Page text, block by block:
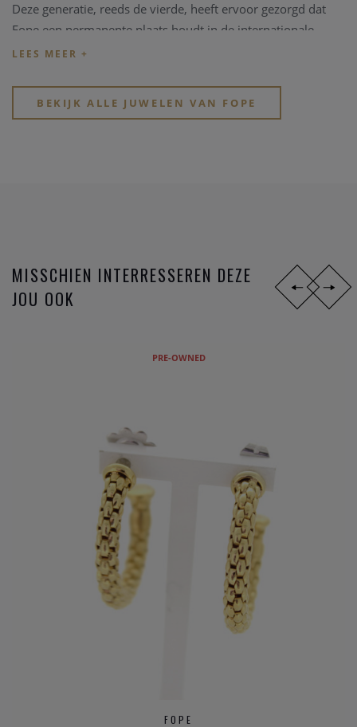
Deze generatie, reeds de vierde, heeft ervoor gezorgd dat
Fope een permanente plaats houdt in de internationale
markt van juwelen en er uitspringt als een van de symbolen
De productie bevindt zich nog altijd in Vicenza, Italië, niet ver
van het originele complex waar Fope begonnen is.
BEKIJK ALLE JUWELEN VAN FOPE
MISSCHIEN INTERRESSEREN DEZE
JOU OOK
PRE-OWNED
FOPE